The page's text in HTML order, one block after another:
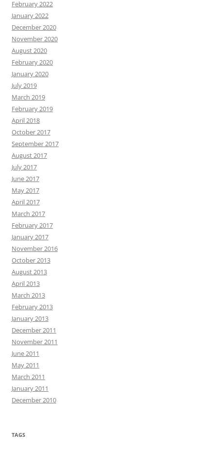
February 2022
January 2022
December 2020
November 2020
August 2020
February 2020
January 2020
July 2019
March 2019
February 2019
April 2018
October 2017
September 2017
August 2017
July 2017
June 2017
May 2017
April 2017
March 2017
February 2017
January 2017
November 2016
October 2013
August 2013
April 2013
March 2013
February 2013
January 2013
December 2011
November 2011
June 2011
May 2011
March 2011
January 2011
December 2010
TAGS